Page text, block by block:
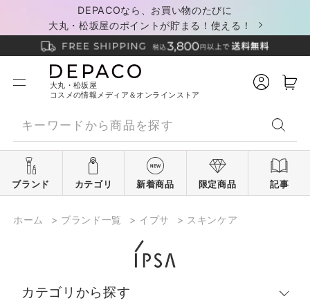
DEPACOなら、お買い物のたびに
大丸・松坂屋のポイントが貯まる！使える！
大丸・松坂屋
コスメの情報メディア＆オンラインストア
ブランド カテゴリ 新着商品 限定商品 記事
ホーム > ブランド一覧 > イプサ > スキンケア
カテゴリから探す